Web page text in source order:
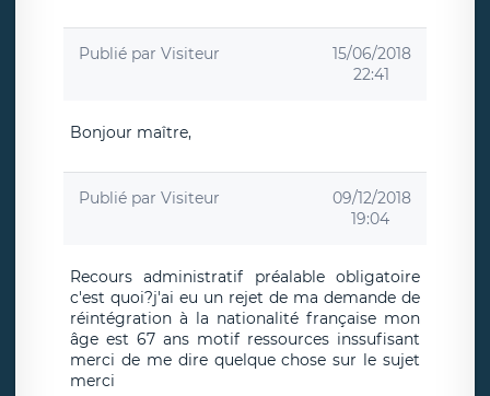
Publié par Visiteur
15/06/2018
22:41
Bonjour maître,
Publié par Visiteur
09/12/2018
19:04
Recours administratif préalable obligatoire
c'est quoi?j'ai eu un rejet de ma demande de
réintégration à la nationalité française mon
âge est 67 ans motif ressources inssufisant
merci de me dire quelque chose sur le sujet
merci